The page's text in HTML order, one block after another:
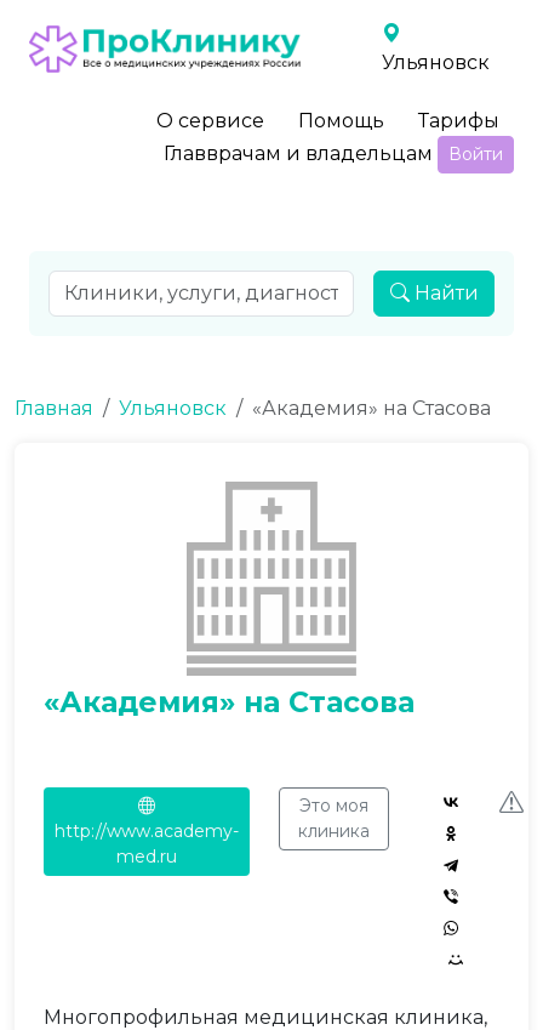
Ульяновск
О сервисе Помощь
Тарифы
Главврачам и владельцам
Войти
Найти
Главная Ульяновск «Академия» на Стасова
«Академия» на Стасова
http://www.academy-
med.ru
Это моя
клиника
Многопрофильная медицинская клиника,